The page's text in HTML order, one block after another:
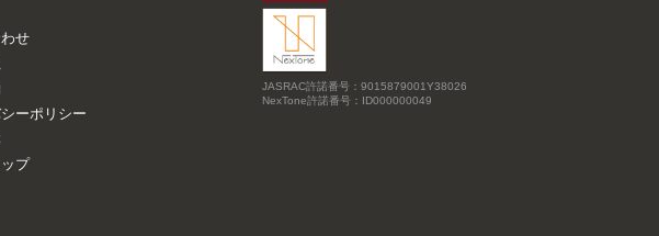
せ
ーポリシー
プ
JASRAC許諾番号：9015879001Y38026
NexTone許諾番号：ID000000049